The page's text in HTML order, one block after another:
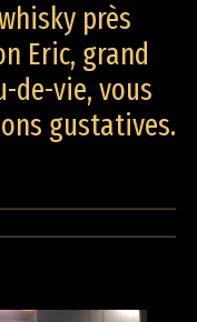
près
Eric, grand
de-vie, vous
gustatives.